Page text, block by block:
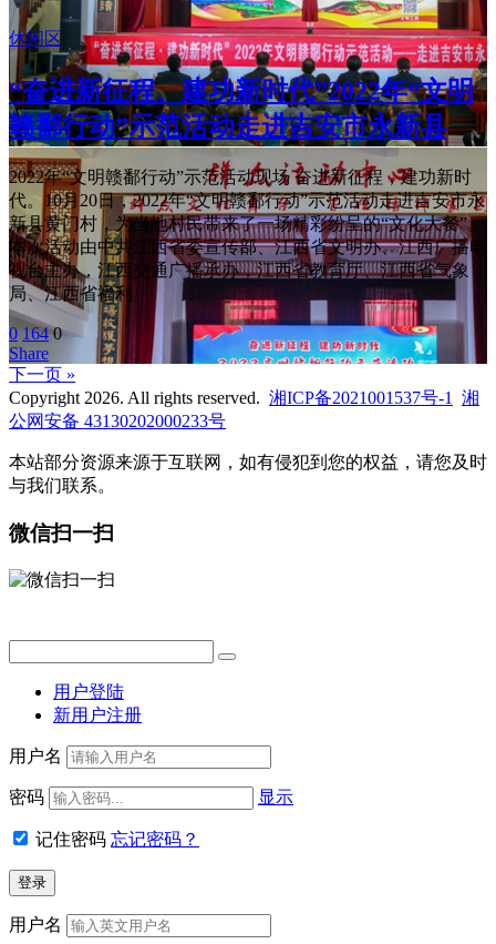
休闲区
“奋进新征程、建功新时代”2022年“文明
赣鄱行动”示范活动走进吉安市永新县
2022年“文明赣鄱行动”示范活动现场 奋进新征程，建功新时
代。10月20日，2022年“文明赣鄱行动”示范活动走进吉安市永
新县黄门村，为当地村民带来了一场精彩纷呈的“文化大餐”。
本次活动由中共江西省委宣传部、江西省文明办、江西广播电
视台主办，江西交通广播承办，江西省教育厅、江西省气象
局、江西省福利
0 164 0
Share
下一页 »
Copyright 2026. All rights reserved. 湘ICP备2021001537号-1
湘
公网安备 43130202000233号
本站部分资源来源于互联网，如有侵犯到您的权益，请您及时
与我们联系。
微信扫一扫
用户登陆
新用户注册
用户名
密码 显示
记住密码 忘记密码？
用户名